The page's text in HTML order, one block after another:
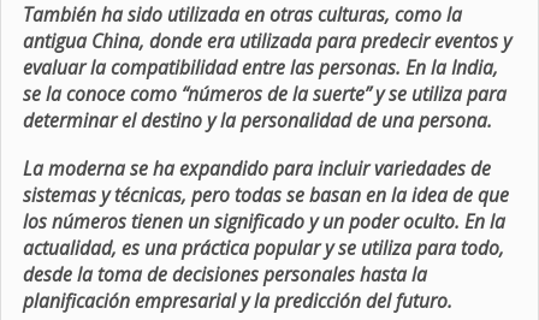
También ha sido utilizada en otras culturas, como la
antigua China, donde era utilizada para predecir eventos y
evaluar la compatibilidad entre las personas. En la India,
se la conoce como “números de la suerte” y se utiliza para
determinar el destino y la personalidad de una persona.
La moderna se ha expandido para incluir variedades de
sistemas y técnicas, pero todas se basan en la idea de que
los números tienen un significado y un poder oculto. En la
actualidad, es una práctica popular y se utiliza para todo,
desde la toma de decisiones personales hasta la
planificación empresarial y la predicción del futuro.